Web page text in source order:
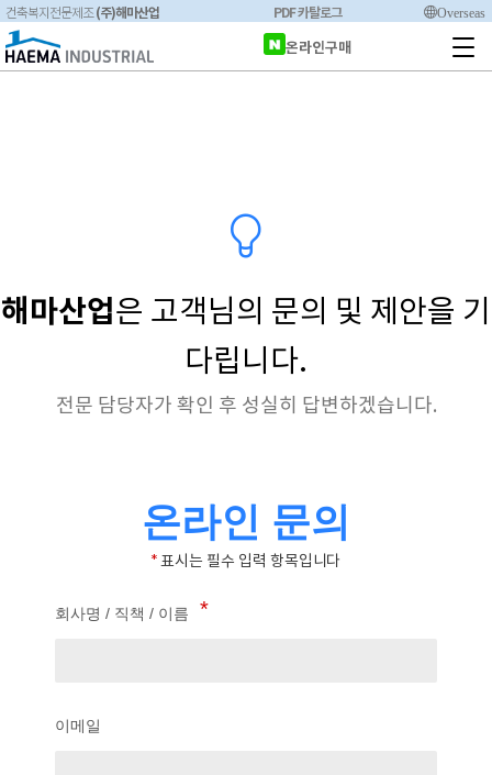
건축복지전문제조(주)해마산업 PDF 카탈로그 Overseas
온라인구매
해마산업은 고객님의 문의 및 제안을 기
다립니다.
전문 담당자가 확인 후 성실히 답변하겠습니다.
온라인 문의
*표시는 필수 입력 항목입니다
회사명 / 직책 / 이름
이메일